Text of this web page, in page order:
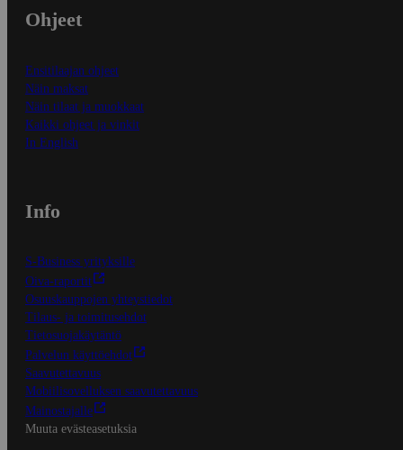
Ohjeet
Ensitilaajan ohjeet
Näin maksat
Näin tilaat ja muokkaat
Kaikki ohjeet ja vinkit
In English
Info
S-Business yrityksille
Oiva-raportit
Osuuskauppojen yhteystiedot
Tilaus- ja toimitusehdot
Tietosuojakäytäntö
Palvelun käyttöehdot
Saavutettavuus
Mobiilisovelluksen saavutettavuus
Mainostajalle
Muuta evästeasetuksia